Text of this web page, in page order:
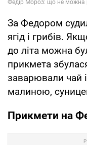
За Федором
ягід і грибів.
до літа можна
прикмета
заварювали чай
малиною,
Прикмети на